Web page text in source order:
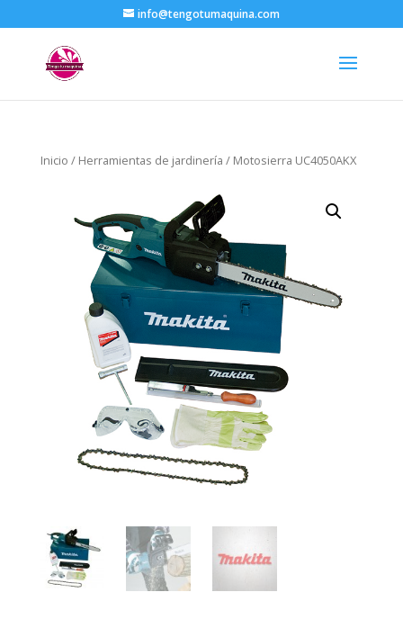
info@tengotumaquina.com
Inicio / Herramientas de jardinería / Motosierra UC4050AKX